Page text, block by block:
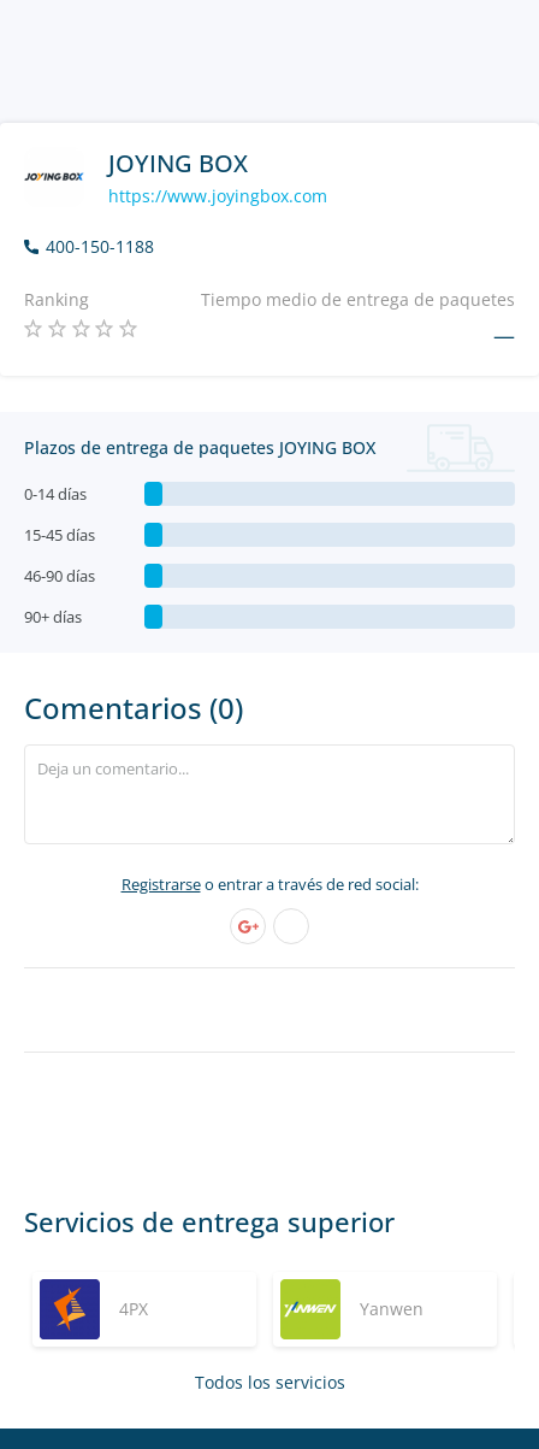
JOYING BOX
https://www.joyingbox.com
400-150-1188
Ranking Tiempo medio de entrega de paquetes
—
Plazos de entrega de paquetes JOYING BOX
0-14 días
15-45 días
46-90 días
90+ días
Comentarios (0)
Registrarseo entrar a través de red social:
Servicios de entrega superior
4PX Yanwen
Todos los servicios